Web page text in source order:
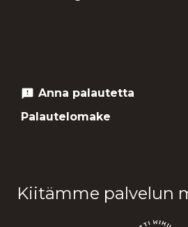
feedback Anna palautetta
Palautelomake
Kiitämme palvelun